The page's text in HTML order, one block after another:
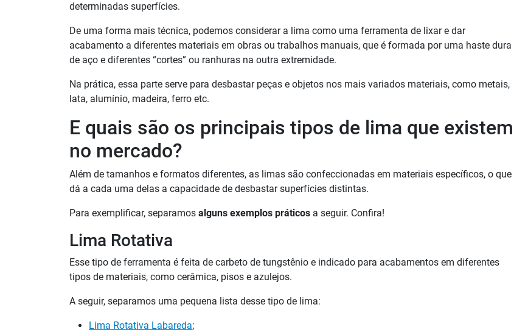
determinadas superfícies.
De uma forma mais técnica, podemos considerar a lima como uma ferramenta de lixar e dar
acabamento a diferentes materiais em obras ou trabalhos manuais, que é formada por uma haste dura
de aço e diferentes “cortes” ou ranhuras na outra extremidade.
Na prática, essa parte serve para desbastar peças e objetos nos mais variados materiais, como metais,
lata, alumínio, madeira, ferro etc.
E quais são os principais tipos de lima que existem
no mercado?
Além de tamanhos e formatos diferentes, as limas são confeccionadas em materiais específicos, o que
dá a cada uma delas a capacidade de desbastar superfícies distintas.
Para exemplificar, separamos alguns exemplos práticos a seguir. Confira!
Lima Rotativa
Esse tipo de ferramenta é feita de carbeto de tungstênio e indicado para acabamentos em diferentes
tipos de materiais, como cerâmica, pisos e azulejos.
A seguir, separamos uma pequena lista desse tipo de lima:
Lima Rotativa Labareda;